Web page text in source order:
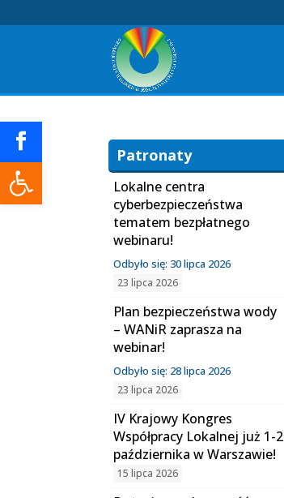
Otwórz pasek narzędzi Patronaty
Lokalne centra
cyberbezpieczeństwa
tematem bezpłatnego
webinaru!
Odbyło się: 30 lipca 2026
23 lipca 2026
Plan bezpieczeństwa wody
– WANiR zaprasza na
webinar!
Odbyło się: 28 lipca 2026
23 lipca 2026
IV Krajowy Kongres
Współpracy Lokalnej już 1-2
października w Warszawie!
15 lipca 2026